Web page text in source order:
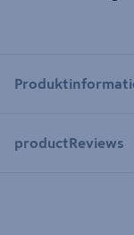
productReviews